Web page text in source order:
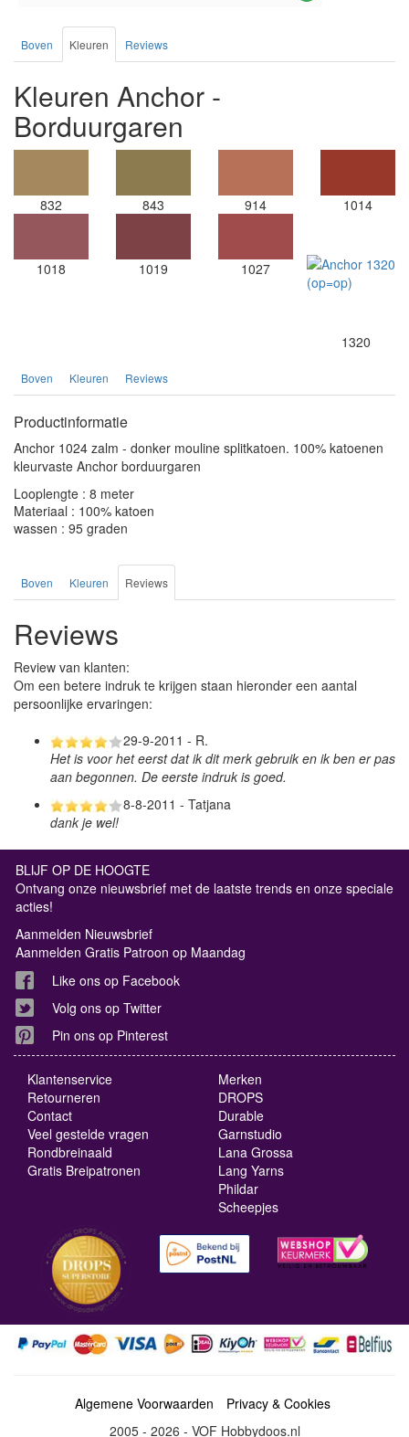
Boven Kleuren Reviews
Kleuren Anchor -
Borduurgaren
832 843 914 1014
1018 1019 1027
1320
Boven Kleuren Reviews
Productinformatie
Anchor 1024 zalm - donker mouline splitkatoen. 100% katoenen
kleurvaste Anchor borduurgaren
Looplengte : 8 meter
Materiaal : 100% katoen
wassen : 95 graden
Boven Kleuren Reviews
Reviews
Review van klanten:
Om een betere indruk te krijgen staan hieronder een aantal
persoonlijke ervaringen:
29-9-2011 - R.
Het is voor het eerst dat ik dit merk gebruik en ik ben er pas
aan begonnen. De eerste indruk is goed.
8-8-2011 - Tatjana
dank je wel!
BLIJF OP DE HOOGTE
Ontvang onze nieuwsbrief met de laatste trends en onze speciale
acties!
Aanmelden Nieuwsbrief
Aanmelden Gratis Patroon op Maandag
Like ons op Facebook
Volg ons op Twitter
Pin ons op Pinterest
Klantenservice
Retourneren
Contact
Veel gestelde vragen
Rondbreinaald
Gratis Breipatronen
Merken
DROPS
Durable
Garnstudio
Lana Grossa
Lang Yarns
Phildar
Scheepjes
Algemene Voorwaarden
Privacy & Cookies
2005 - 2026 - VOF Hobbydoos.nl